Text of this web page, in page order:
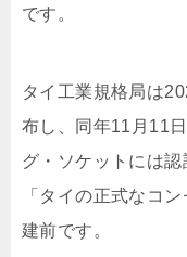
です。
タイ工業規格局は
布し、同年11月11
グ・ソケットには
「タイの正式なコ
建前です。